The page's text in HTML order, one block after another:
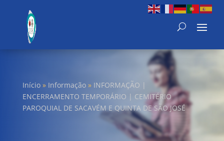
Início» Informação» INFORMAÇÃO |
ENCERRAMENTO TEMPORÁRIO | CEMITÉRIO
PAROQUIAL DE SACAVÉM E QUINTA DE SÃO JOSÉ